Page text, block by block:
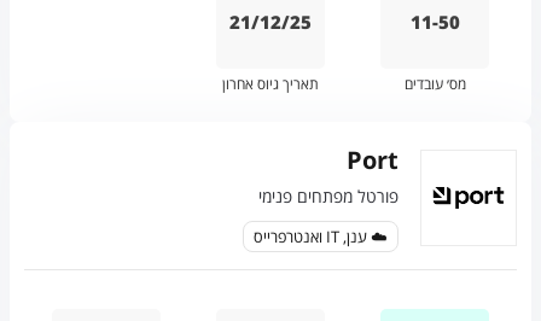
11-50
מס׳ עובדים
21/12/25
תאריך גיוס אחרון
Port
פורטל מפתחים פנימי
☁️ ענן, IT ואנטרפרייס